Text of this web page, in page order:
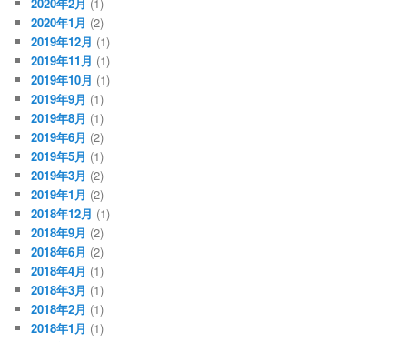
2020年1月 (2)
2019年12月 (1)
2019年11月 (1)
2019年10月 (1)
2019年9月 (1)
2019年8月 (1)
2019年6月 (2)
2019年5月 (1)
2019年3月 (2)
2019年1月 (2)
2018年12月 (1)
2018年9月 (2)
2018年6月 (2)
2018年4月 (1)
2018年3月 (1)
2018年2月 (1)
2018年1月 (1)